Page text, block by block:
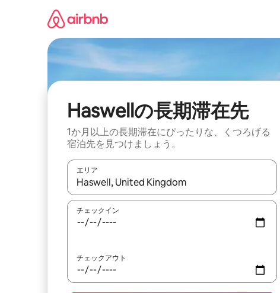
Haswellの長期滞在先
1か月以上の長期滞在にぴったりな、くつろげる
宿泊先を見つけましょう。
エリア
検索結果が表示されたら、上下の矢印キーを使って
チェックイン
チェックアウト